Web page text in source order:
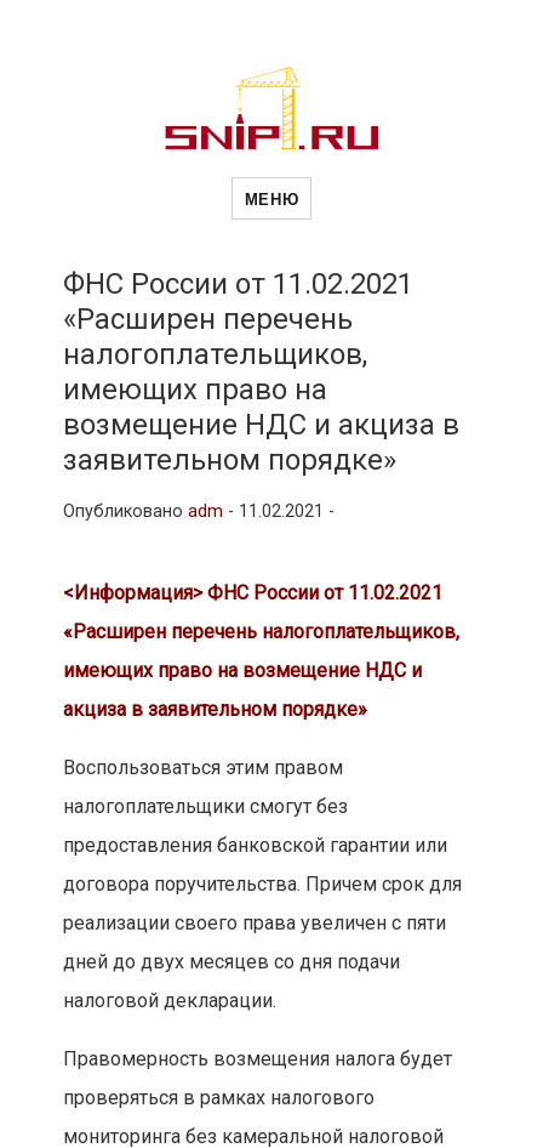
Новости
и
другие связанные со стройкой
рубрики
МЕНЮ
ФНС России от 11.02.2021
«Расширен перечень
налогоплательщиков,
имеющих право на
возмещение НДС и акциза в
заявительном порядке»
Опубликовано adm - 11.02.2021 -
<Информация> ФНС России от 11.02.2021
«Расширен перечень налогоплательщиков,
имеющих право на возмещение НДС и
акциза в заявительном порядке»
Воспользоваться этим правом
налогоплательщики смогут без
предоставления банковской гарантии или
договора поручительства. Причем срок для
реализации своего права увеличен с пяти
дней до двух месяцев со дня подачи
налоговой декларации.
Правомерность возмещения налога будет
проверяться в рамках налогового
мониторинга без камеральной налоговой